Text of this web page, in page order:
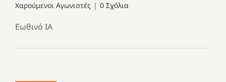
Χαρούμενοι Αγωνιστές | 0 Σχόλια
Εωθινό ΙΑ